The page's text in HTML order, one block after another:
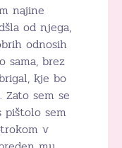
najine
od njega,
odnosih
sama, brez
kje bo
sem se
pištolo sem
v